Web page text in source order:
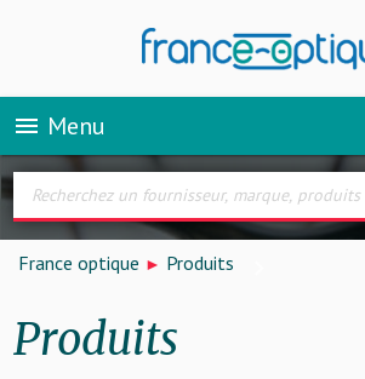
menu Menu
France optique Produits
Produits